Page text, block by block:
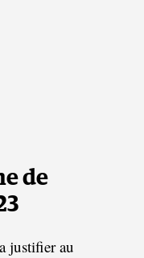
de
justifier au